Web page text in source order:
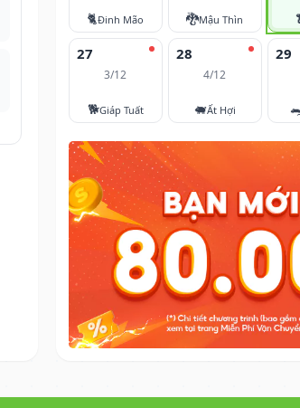
🐈Đinh Mão 🐉Mậu Thìn
27
3/12
🐕Giáp Tuất
28
4/12
🐖Ất Hợi
29